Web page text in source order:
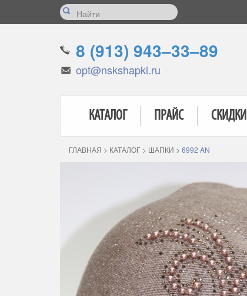
8 (913) 943–33–89
opt@nskshapki.ru
КАТАЛОГ ПРАЙС СКИДКИ
ГЛАВНАЯ > КАТАЛОГ > ШАПКИ > 6992 AN